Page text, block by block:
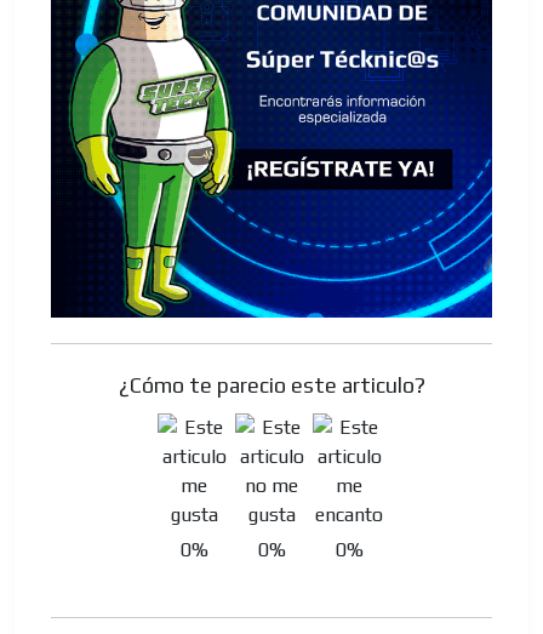
¿Cómo te parecio este articulo?
0% 0% 0%